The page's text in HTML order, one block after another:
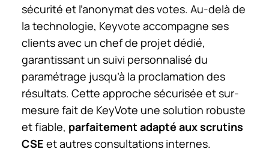
sécurité et l’anonymat des votes. Au-delà de
la technologie, Keyvote accompagne ses
clients avec un chef de projet dédié,
garantissant un suivi personnalisé du
paramétrage jusqu’à la proclamation des
résultats. Cette approche sécurisée et sur-
mesure fait de KeyVote une solution robuste
et fiable, parfaitement adapté aux scrutins
CSE et autres consultations internes.